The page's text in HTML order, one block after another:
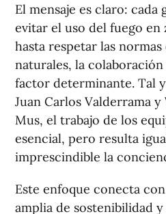
El mensaje es claro: cada
evitar el uso del fuego en
hasta respetar las normas
naturales, la
factor determinante. Tal
Juan Carlos Valderrama
Mus, el trabajo de los
esencial, pero resulta
imprescindible la
Este enfoque conecta
amplia de sostenibilidad